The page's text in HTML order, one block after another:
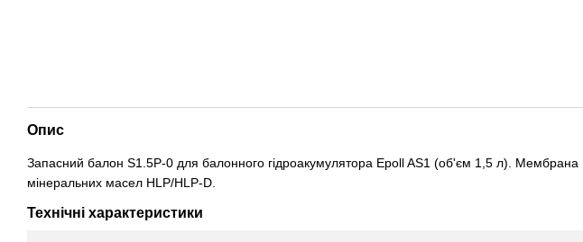
Опис
Запасний балон S1.5P-0 для балонного гідроакумулятора Epoll AS1 (об'єм 1,5 л). Мембрана
мінеральних масел HLP/HLP-D.
Технічні характеристики